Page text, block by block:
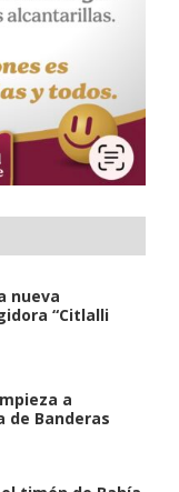
nueva
“Citlalli
a
de Banderas